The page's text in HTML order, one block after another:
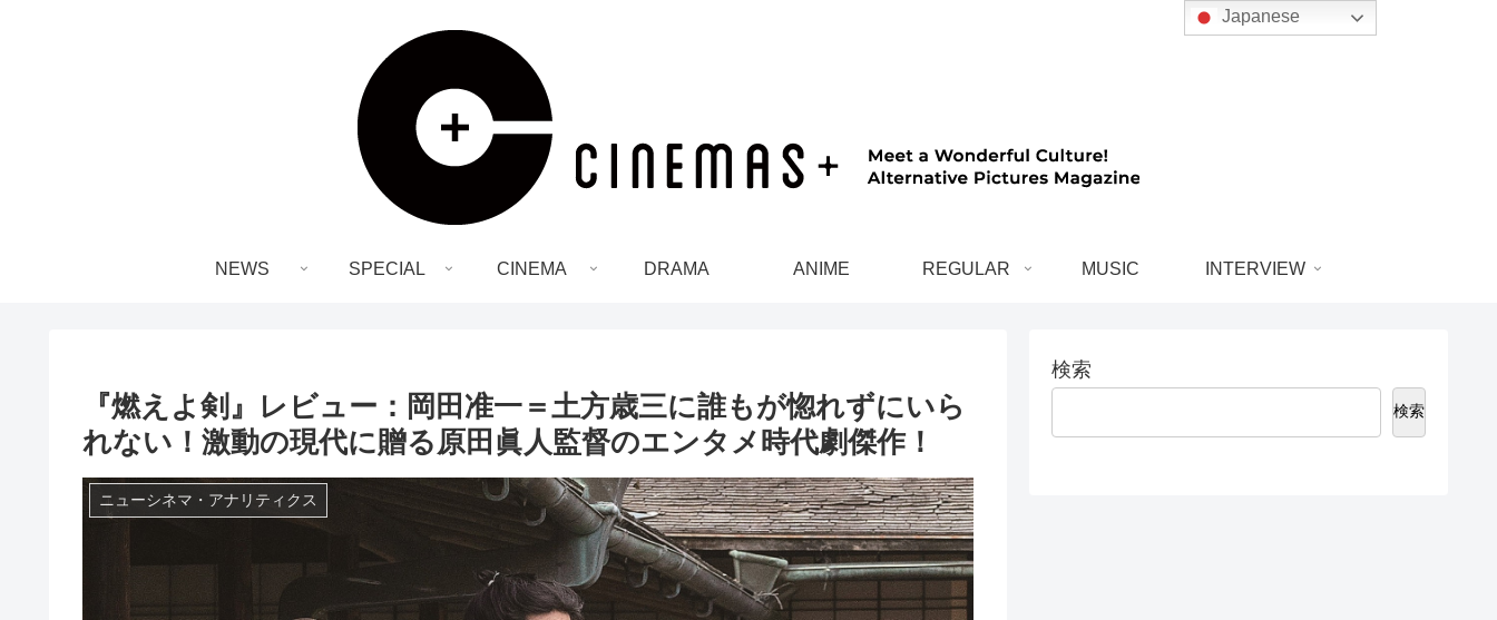
NEWS SPECIAL CINEMA DRAMA ANIME REGULAR MUSIC INTERVIEW
『燃えよ剣』レビュー：岡田准一＝土方歳三に誰もが惚れずにいら
れない！激動の現代に贈る原田眞人監督のエンタメ時代劇傑作！
ニューシネマ・アナリティクス
検索
検索
Japanese